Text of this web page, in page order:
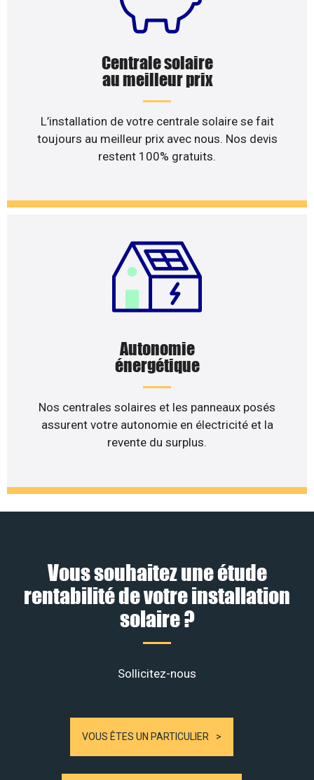
Centrale solaire
au meilleur prix
L’installation de votre centrale solaire se fait
toujours au meilleur prix avec nous. Nos devis
restent 100% gratuits.
Autonomie
énergétique
Nos centrales solaires et les panneaux posés
assurent votre autonomie en électricité et la
revente du surplus.
Vous souhaitez une étude
rentabilité de votre installation
solaire ?
Sollicitez-nous
VOUS ÊTES UN PARTICULIER